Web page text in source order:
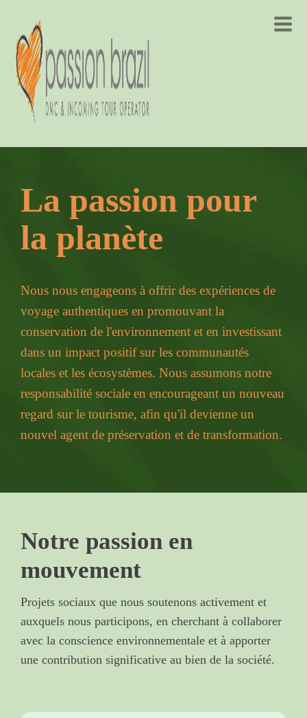
La passion pour
la planète
Nous nous engageons à offrir des expériences de
voyage authentiques en promouvant la
conservation de l'environnement et en investissant
dans un impact positif sur les communautés
locales et les écosystèmes. Nous assumons notre
responsabilité sociale en encourageant un nouveau
regard sur le tourisme, afin qu'il devienne un
nouvel agent de préservation et de transformation.
Notre passion en
mouvement
Projets sociaux que nous soutenons activement et
auxquels nous participons, en cherchant à collaborer
avec la conscience environnementale et à apporter
une contribution significative au bien de la société.